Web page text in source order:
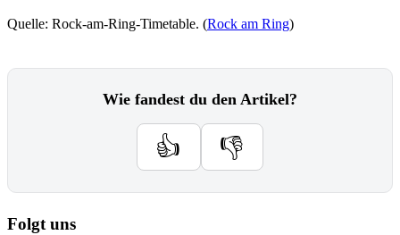
Quelle: Rock-am-Ring-Timetable. (Rock am Ring)
Wie fandest du den Artikel?
👍 👎
Folgt uns